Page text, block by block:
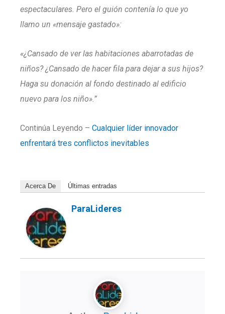
espectaculares. Pero el guión contenía lo que yo
llamo un «mensaje gastado»:
«¿Cansado de ver las habitaciones abarrotadas de
niños? ¿Cansado de hacer fila para dejar a sus hijos?
Haga su donación al fondo destinado al edificio
nuevo para los niño».”
Continúa Leyendo – Cualquier líder innovador
enfrentará tres conflictos inevitables
Acerca De Últimas entradas
ParaLideres